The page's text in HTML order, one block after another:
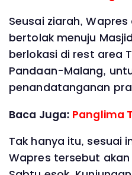
Seusai ziarah,
bertolak menuju
berlokasi di rest area
Pandaan-Malang,
penandatanganan
Baca Juga: Panglima
Tak hanya itu, sesuai
Wapres tersebut